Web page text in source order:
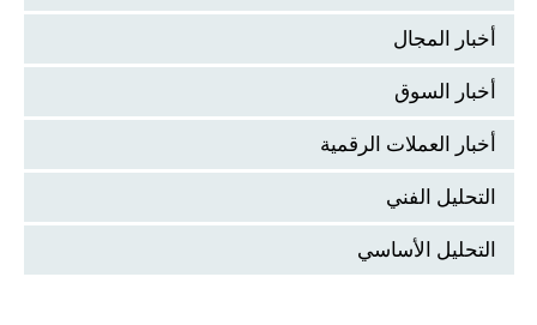
أخبار المجال
أخبار السوق
أخبار العملات الرقمية
التحليل الفني
التحليل الأساسي